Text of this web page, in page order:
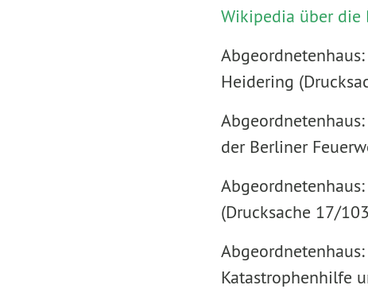
Wikipedia über die
Heidering
der Berliner
(Drucksache 17/
Katastrophenhilfe